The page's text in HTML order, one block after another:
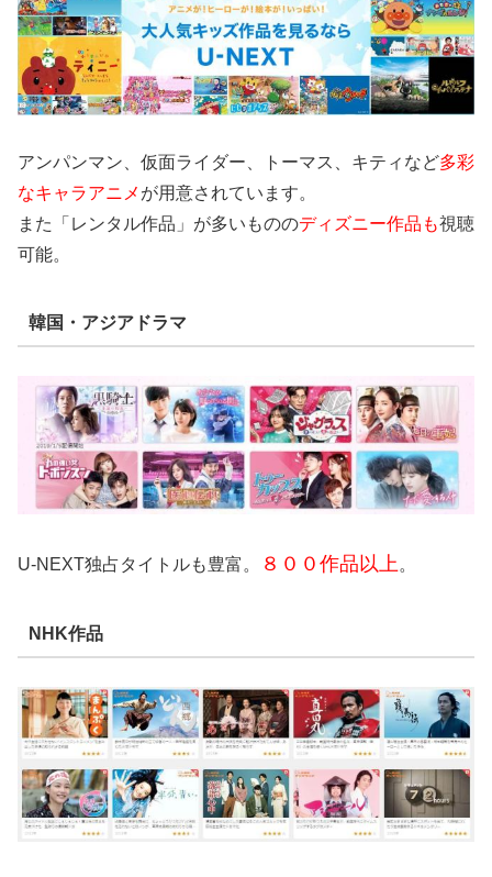
アンパンマン、仮面ライダー、トーマス、キティなど多彩
なキャラアニメ が用意されています。
また「レンタル作品」が多いもののディズニー作品も視聴
可能。
韓国・アジアドラマ
U-NEXT独占タイトルも豊富。 ８００作品以上。
NHK作品